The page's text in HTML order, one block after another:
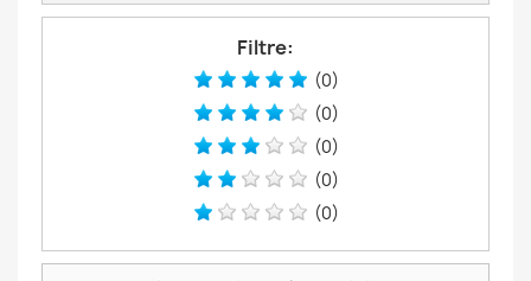
Filtre:
(0)
(0)
(0)
(0)
(0)